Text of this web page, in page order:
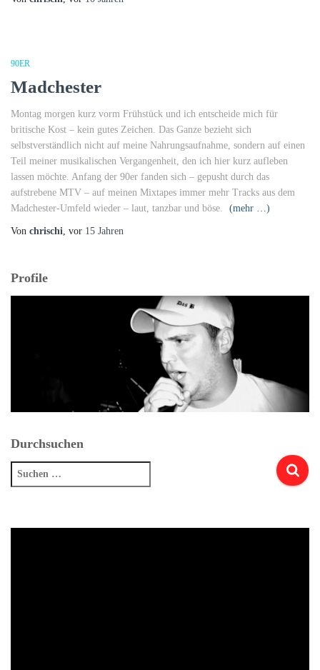
90ER
Madchester
Montag morgen kurz vorm Frühstück und ich entscheide mich für
britische Kost – kein gutes Zeichen. Das Ganze bezieht sich
selbstverständlich nicht auf meine Nahrungsaufnahme, sondern auf einen
Teil meiner musikalischen Vergangenheit, den ich hier kurz aufleben
lassen möchte. Anfang der 90er fanden sich – gepusht durch das
aufstrebene MTV – auf meinen Mixtapes immer mehr Tracks aus dem
Madchester-Umfeld wieder – laut, tanzbar und böse.
(mehr …)
Von chrischi, vor 15 Jahren
Profile
Durchsuchen
Suchen
nach: